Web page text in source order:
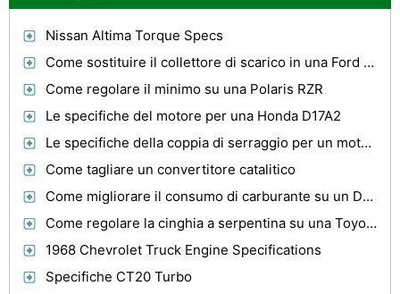
Nissan Altima Torque Specs
Come sostituire il collettore di scarico in una Ford Mustang
Come regolare il minimo su una Polaris RZR
Le specifiche del motore per una Honda D17A2
Le specifiche della coppia di serraggio per un motore Ford 4.2 L V6 del 1997
Come tagliare un convertitore catalitico
Come migliorare il consumo di carburante su un Dodge Diesel
Come regolare la cinghia a serpentina su una Toyota Sienna V6
1968 Chevrolet Truck Engine Specifications
Specifiche CT20 Turbo